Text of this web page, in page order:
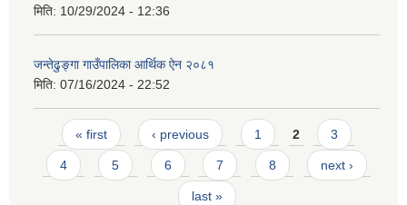
मिति: 10/29/2024 - 12:36
जन्तेढुङ्गा गाउँपालिका आर्थिक ऐन २०८१
मिति: 07/16/2024 - 22:52
Pages
« first ‹ previous 1 2 3
4 5 6 7 8 next ›
last »